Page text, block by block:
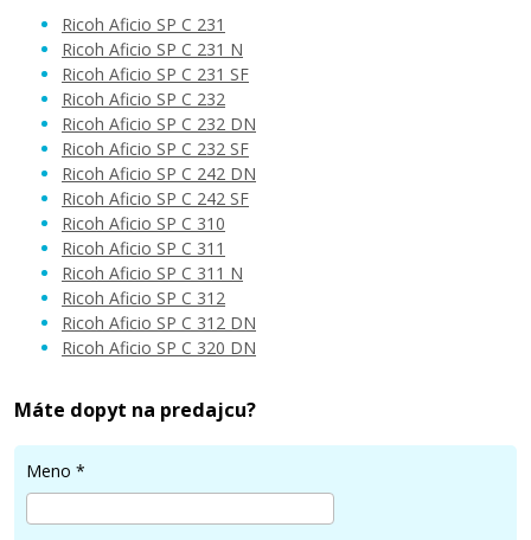
95,90 €
Pridať do košíka
Ricoh 406482 (Žltý)
Kompatibilný toner
Ricoh Aficio SP C 231
Ricoh Aficio SP C 231 N
Ricoh Aficio SP C 231 SF
Ricoh Aficio SP C 232
Ricoh Aficio SP C 232 DN
Ricoh Aficio SP C 232 SF
Ricoh Aficio SP C 242 DN
Ricoh Aficio SP C 242 SF
Ricoh Aficio SP C 310
Ricoh Aficio SP C 311
Ricoh Aficio SP C 311 N
Ricoh Aficio SP C 312
Ricoh Aficio SP C 312 DN
Ricoh Aficio SP C 320 DN
Máte dopyt na predajcu?
Meno *